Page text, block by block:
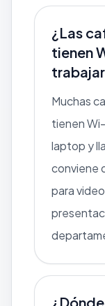
¿Las
tienen
Muchas
tienen
laptop y
conviene
para